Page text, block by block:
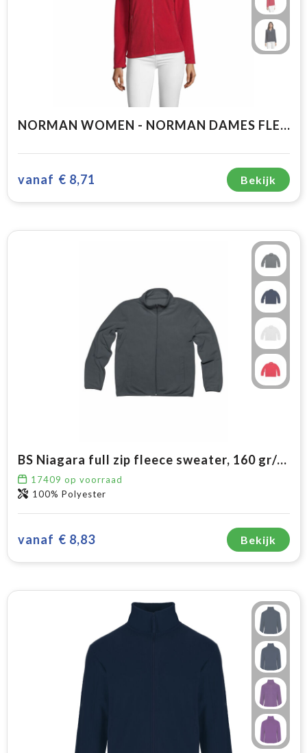
NORMAN WOMEN - NORMAN DAMES FLEECE 220
vanaf € 8,71 Bekijk
BS Niagara full zip fleece sweater, 160 gr/m²
17409 op voorraad
100% Polyester
vanaf € 8,83 Bekijk